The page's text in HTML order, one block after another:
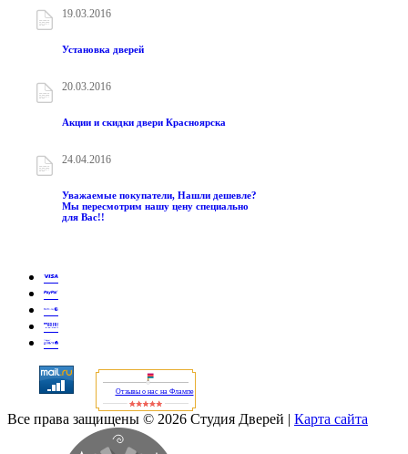
19.03.2016
Установка дверей
20.03.2016
Акции и скидки двери Красноярска
24.04.2016
Уважаемые покупатели, Нашли дешевле?
Мы пересмотрим нашу цену специально
для Вас!!
Отзывы о нас на Флампе
Все права защищены © 2026 Студия Дверей | Карта сайта